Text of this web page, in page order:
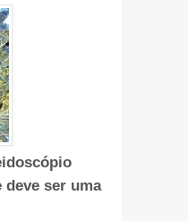
deve ser uma